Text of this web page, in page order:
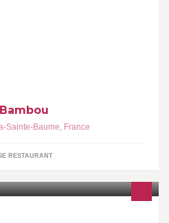
Sainte-Baume, France
RESTAURANT